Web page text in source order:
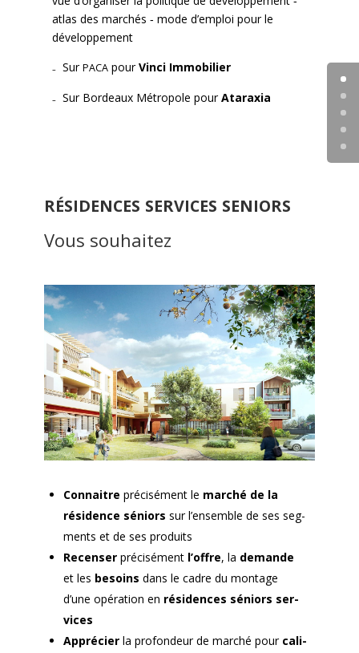
atlas des marchés ‐ mode d’emploi pour le
développe­ment
₋ SurPACApourVin­ci Immo­bili­er
₋ Sur Bor­deaux Métro­pole pourAtarax­ia
RÉSIDENCES SERVICES SENIORS
Vous souhaitez
Con­naitre pré­cisé­ment le marché de la
rési­dence séniors sur l’ensemble de ses seg­
ments et de ses pro­duits
Recenserpré­cisé­ment l’offre, la demande
et les besoins dans le cadre du mon­tage
d’une opéra­tion en rési­dences séniors ser­
vices
Appréci­erla pro­fondeur de marché pour cal­i­